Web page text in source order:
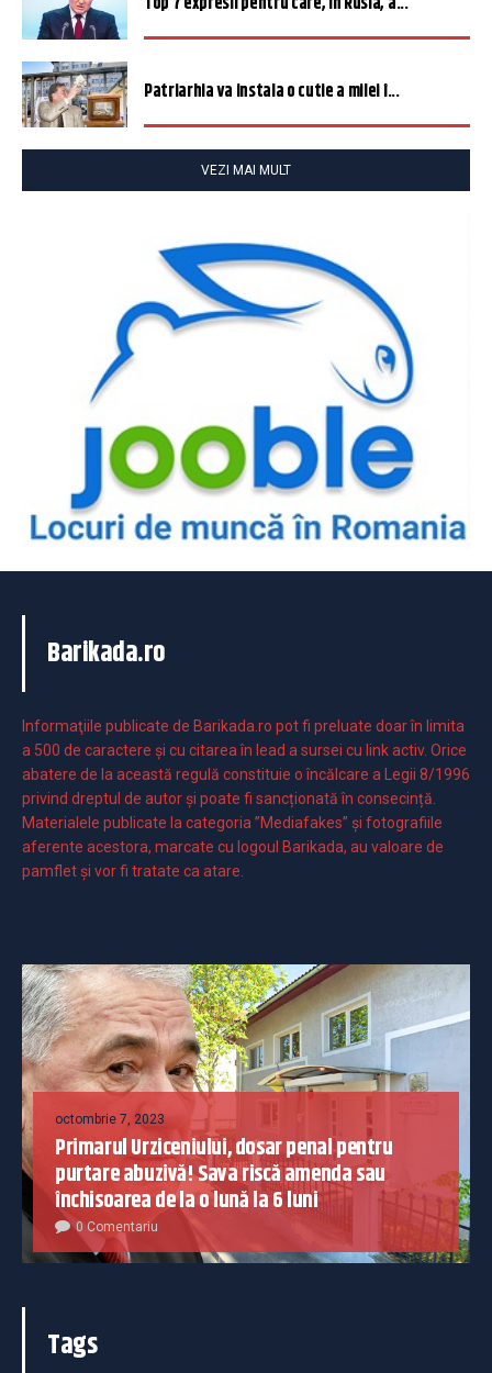
Patriarhia va instala o cutie a milei î...
VEZI MAI MULT
Barikada.ro
Informaţiile publicate de Barikada.ro pot fi preluate doar în limita
a 500 de caractere şi cu citarea în lead a sursei cu link activ. Orice
abatere de la această regulă constituie o încălcare a Legii 8/1996
privind dreptul de autor și poate fi sancționată în consecință.
Materialele publicate la categoria ”Mediafakes” și fotografiile
aferente acestora, marcate cu logoul Barikada, au valoare de
pamflet și vor fi tratate ca atare.
octombrie 7, 2023
Primarul Urziceniului, dosar penal pentru
purtare abuzivă! Sava riscă amenda sau
închisoarea de la o lună la 6 luni
0 Comentariu
Tags